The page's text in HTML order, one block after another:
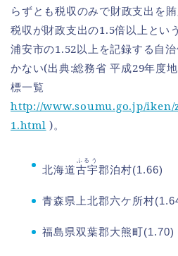
らずとも税収のみで財政支出を
税収が財政支出の1.5倍以上とい
浦安市の1.52以上を記録する自
かない(出典:総務省 平成29年度
標一覧
http://www.soumu.go.jp/iken/
1.html )。
北海道古宇
ふるう
郡泊村(1.66)
青森県上北郡六ケ所村
福島県双葉郡大熊町(1.70)